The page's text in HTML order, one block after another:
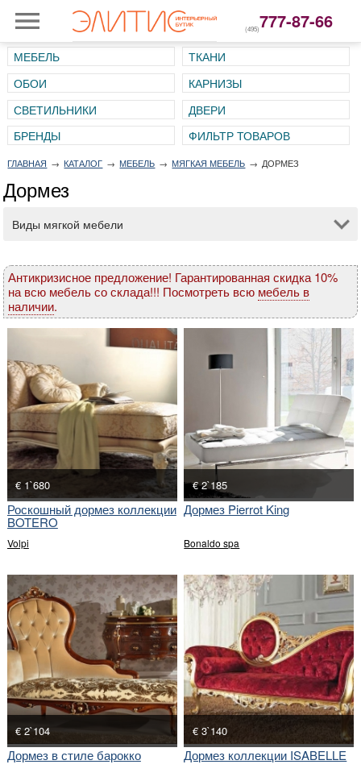
(495)777-87-66
МЕБЕЛЬ
ТКАНИ
ОБОИ
КАРНИЗЫ
СВЕТИЛЬНИКИ
ДВЕРИ
ГЛАВНАЯ → КАТАЛОГ → МЕБЕЛЬ → МЯГКАЯ МЕБЕЛЬ → ДОРМЕЗ
Дормез
Виды мягкой мебели
Антикризисное предложение! Гарантированная скидка 10%
на всю мебель со склада!!! Посмотреть всю мебель в
наличии.
€ 1`680
Роскошный дормез коллекции
BOTERO
Volpi
€ 2`185
Дормез Pierrot King
Bonaldo spa
€ 2`104
Дормез в стиле барокко
€ 3`140
Дормез коллекции ISABELLE